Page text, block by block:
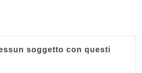
soggetto con questi